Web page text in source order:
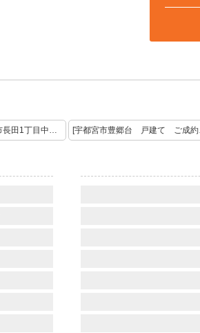
＜ 前の記事 [真岡市長田1丁目中古住宅 ご成約おめでとうございます。] [宇都宮市